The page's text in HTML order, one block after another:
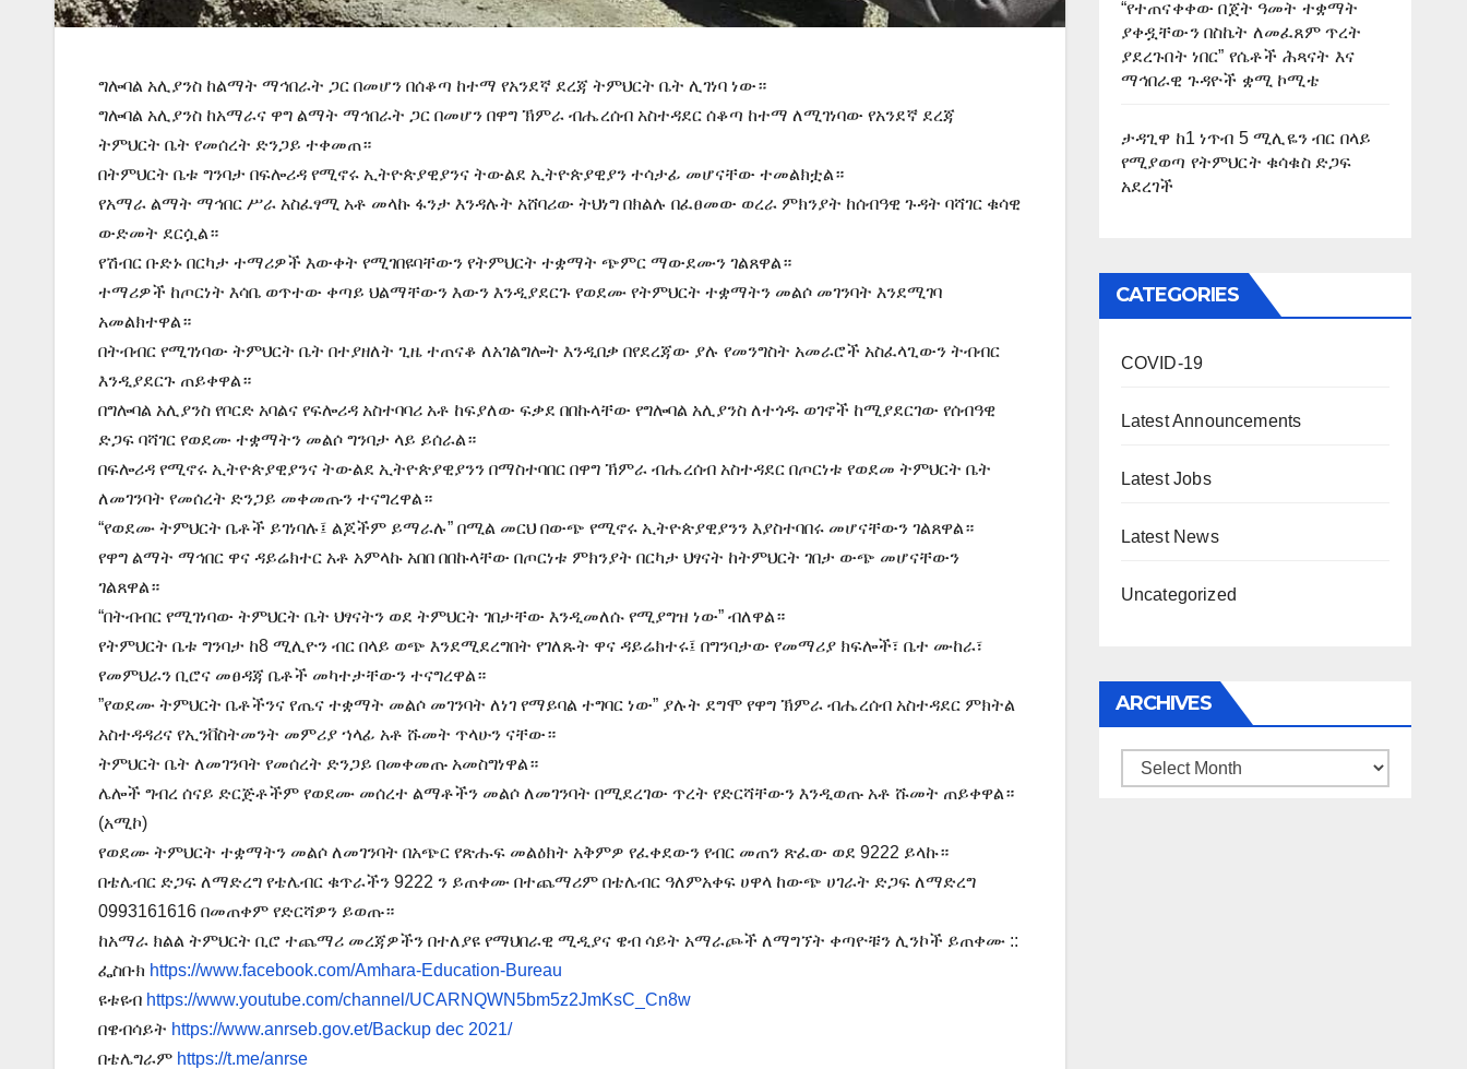
ግሎባል አሊያንስ ከልማት ማኅበራት ጋር በመሆን በሰቆጣ ከተማ የአንደኛ ደረጃ ትምህርት ቤት ሊገነባ ነው።
ግሎባል አሊያንስ ከአማራና ዋግ ልማት ማኅበራት ጋር በመሆን በዋግ ኽምራ ብሔረሰብ አስተዳደር ሰቆጣ ከተማ ለሚገነባው የአንደኛ ደረጃ
ትምህርት ቤት የመሰረት ድንጋይ ተቀመጠ።
በትምህርት ቤቱ ግንባታ በፍሎሪዳ የሚኖሩ ኢትዮጵያዊያንና ትውልደ ኢትዮጵያዊያን ተሳታፊ መሆናቸው ተመልክቷል።
የአማራ ልማት ማኅበር ሥራ አስፈፃሚ አቶ መላኩ ፋንታ እንዳሉት አሸባሪው ትህነግ በክልሉ በፈፀመው ወረራ ምክንያት ከሰብዓዊ ጉዳት ባሻገር ቁሳዊ
ውድመት ደርሷል።
የሽብር ቡድኑ በርካታ ተማሪዎች እውቀት የሚገበዩባቸውን የትምህርት ተቋማት ጭምር ማውደሙን ገልጸዋል።
ተማሪዎች ከጦርነት እሳቤ ወጥተው ቀጣይ ህልማቸውን እውን እንዲያደርጉ የወደሙ የትምህርት ተቋማትን መልሶ መገንባት እንደሚገባ
አመልክተዋል።
በትብብር የሚገነባው ትምህርት ቤት በተያዘለት ጊዜ ተጠናቆ ለአገልግሎት እንዲበቃ በየደረጃው ያሉ የመንግስት አመራሮች አስፈላጊውን ትብብር
እንዲያደርጉ ጠይቀዋል።
በግሎባል አሊያንስ የቦርድ አባልና የፍሎሪዳ አስተባባሪ አቶ ከፍያለው ፍቃደ በበኩላቸው የግሎባል አሊያንስ ለተጎዱ ወገኖች ከሚያደርገው የሰብዓዊ
ድጋፍ ባሻገር የወደሙ ተቋማትን መልሶ ግንባታ ላይ ይሰራል።
በፍሎሪዳ የሚኖሩ ኢትዮጵያዊያንና ትውልደ ኢትዮጵያዊያንን በማስተባበር በዋግ ኽምራ ብሔረሰብ አስተዳደር በጦርነቱ የወደመ ትምህርት ቤት
ለመገንባት የመሰረት ድንጋይ መቀመጡን ተናግረዋል።
“የወደሙ ትምህርት ቤቶች ይገነባሉ፤ ልጆችም ይማራሉ” በሚል መርህ በውጭ የሚኖሩ ኢትዮጵያዊያንን እያስተባበሩ መሆናቸውን ገልጸዋል።
የዋግ ልማት ማኅበር ዋና ዳይሬክተር አቶ አምላኩ አበበ በበኩላቸው በጦርነቱ ምክንያት በርካታ ህፃናት ከትምህርት ገበታ ውጭ መሆናቸውን
ገልጸዋል።
“በትብብር የሚገነባው ትምህርት ቤት ህፃናትን ወደ ትምህርት ገበታቸው እንዲመለሱ የሚያግዝ ነው” ብለዋል።
የትምህርት ቤቱ ግንባታ ከ8 ሚሊዮን ብር በላይ ወጭ እንደሚደረግበት የገለጹት ዋና ዳይሬክተሩ፤ በግንባታው የመማሪያ ክፍሎች፣ ቤተ ሙከራ፣
የመምህራን ቢሮና መፀዳጃ ቤቶች መካተታቸውን ተናግረዋል።
”የወደሙ ትምህርት ቤቶችንና የጤና ተቋማት መልሶ መገንባት ለነገ የማይባል ተግባር ነው” ያሉት ደግሞ የዋግ ኽምራ ብሔረሰብ አስተዳደር ምክትል
አስተዳዳሪና የኢንቨስትመንት መምሪያ ኀላፊ አቶ ሹመት ጥላሁን ናቸው።
ትምህርት ቤት ለመገንባት የመሰረት ድንጋይ በመቀመጡ አመስግነዋል።
ሌሎች ግብረ ሰናይ ድርጅቶችም የወደሙ መሰረተ ልማቶችን መልሶ ለመገንባት በሚደረገው ጥረት የድርሻቸውን እንዲወጡ አቶ ሹመት ጠይቀዋል።
(አሚኮ)
የወደሙ ትምህርት ተቋማትን መልሶ ለመገንባት በአጭር የጽሑፍ መልዕክት አቅምዎ የፈቀደውን የብር መጠን ጽፈው ወደ 9222 ይላኩ።
በቴሌብር ድጋፍ ለማድረግ የቴሌብር ቁጥራችን 9222 ን ይጠቀሙ በተጨማሪም በቴሌብር ዓለምአቀፍ ሀዋላ ከውጭ ሀገራት ድጋፍ ለማድረግ
0993161616 በመጠቀም የድርሻዎን ይወጡ።
ከአማራ ክልል ትምህርት ቢሮ ተጨማሪ መረጃዎችን በተለያዩ የማህበራዊ ሚዲያና ዌብ ሳይት አማራጮች ለማግኘት ቀጣዮቹን ሊንኮች ይጠቀሙ ::
ፌስቡክ https://www.facebook.com/Amhara-Education-Bureau
ዩቱዩብ https://www.youtube.com/channel/UCARNQWN5bm5z2JmKsC_Cn8w
በዌብሳይት https://www.anrseb.gov.et/Backup dec 2021/
በቴሌግራም https://t.me/anrse
“የተጠናቀቀው በጀት ዓመት ተቋማት
ያቀዷቸውን በስኬት ለመፈጸም ጥረት
ያደረጉበት ነበር” የሴቶች ሕጻናት እና
ማኅበራዊ ጉዳዮች ቋሚ ኮሚቴ
ታዳጊዋ ከ1 ነጥብ 5 ሚሊዬን ብር በላይ
የሚያወጣ የትምህርት ቁሳቁስ ድጋፍ
አደረገች
CATEGORIES
COVID-19
Latest Announcements
Latest Jobs
Latest News
Uncategorized
ARCHIVES
Archives